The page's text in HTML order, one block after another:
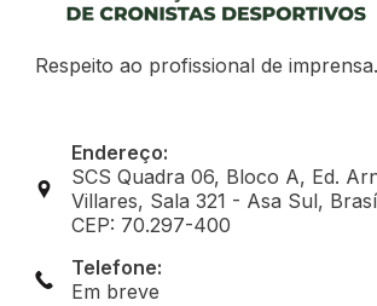
Respeito ao profissional de imprensa.
Endereço:
SCS Quadra 06, Bloco A, Ed.
Villares, Sala 321 - Asa Sul,
CEP: 70.297-400
Telefone:
Em breve